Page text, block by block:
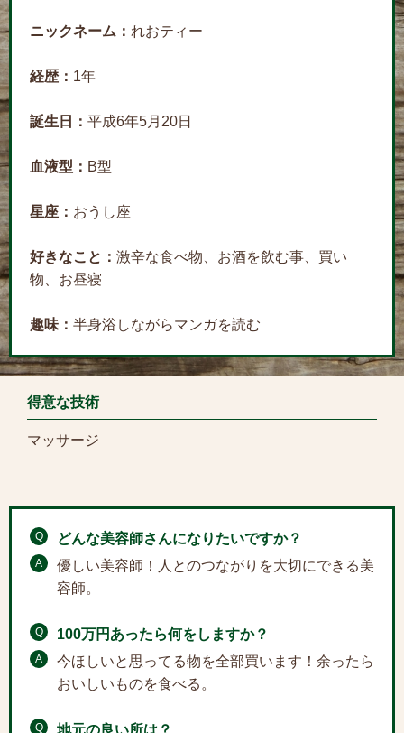
ニックネーム： れおティー
経歴： 1年
誕生日： 平成6年5月20日
血液型： B型
星座： おうし座
好きなこと： 激辛な食べ物、お酒を飲む事、買い
物、お昼寝
趣味： 半身浴しながらマンガを読む
得意な技術
マッサージ
Q どんな美容師さんになりたいですか？
A
優しい美容師！人とのつながりを大切にできる美
容師。
Q 100万円あったら何をしますか？
A
今ほしいと思ってる物を全部買います！余ったら
おいしいものを食べる。
Q 地元の良い所は？